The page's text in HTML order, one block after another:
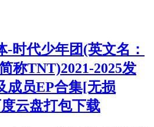
-时代少年团(英文名：
称TNT)2021-2025发
成员EP合集[无损
云盘打包下载